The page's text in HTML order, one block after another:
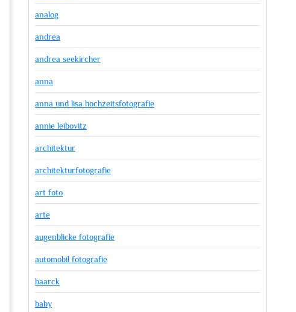
analog
andrea
andrea seekircher
anna
anna und lisa hochzeitsfotografie
annie leibovitz
architektur
architekturfotografie
art foto
arte
augenblicke fotografie
automobil fotografie
baarck
baby